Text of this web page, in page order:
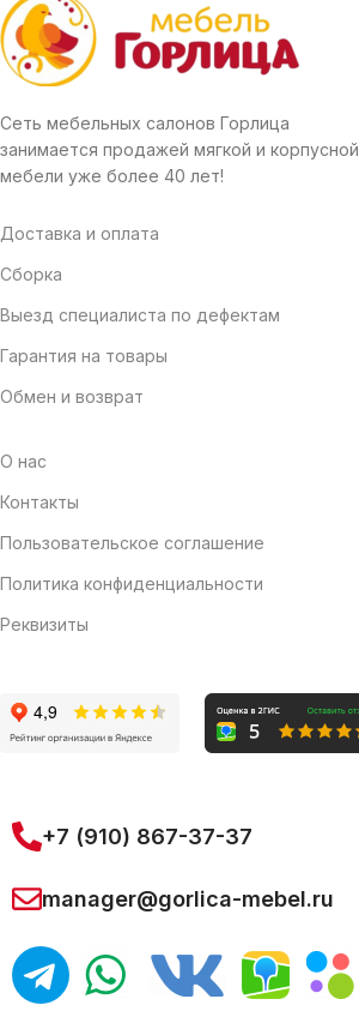
Сеть мебельных салонов Горлица
занимается продажей мягкой и корпусной
мебели уже более 40 лет!
Доставка и оплата
Сборка
Выезд специалиста по дефектам
Гарантия на товары
Обмен и возврат
О нас
Контакты
Пользовательское соглашение
Политика конфиденциальности
Реквизиты
+7 (910) 867-37-37
manager@gorlica-mebel.ru